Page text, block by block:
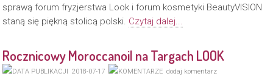
sprawą forum fryzjerstwa Look i forum kosmetyki BeautyVISION
staną się piękną stolicą polski. Czytaj dalej...
Rocznicowy Moroccanoil na Targach LOOK
2018-07-17 dodaj komentarz